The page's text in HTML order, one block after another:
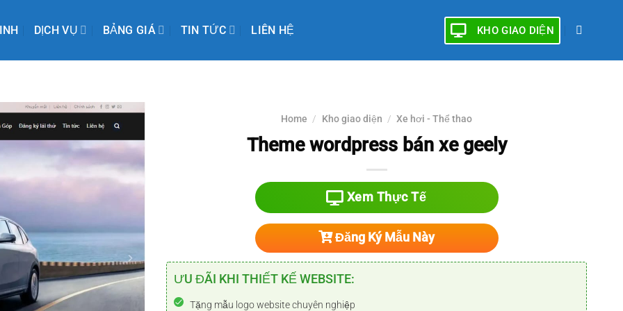
DỊCH VỤ BẢNG GIÁ TIN TỨC LIÊN HỆ KHO GIAO DIỆN
Home / Kho giao diện / Xe hơi - Thể thao
Theme wordpress bán xe geely
Xem Thực Tế
ƯU ĐÃI KHI THIẾT KẾ WEBSITE:
Tặng mẫu logo website chuyên nghiệp
Đăng Ký Mẫu Này